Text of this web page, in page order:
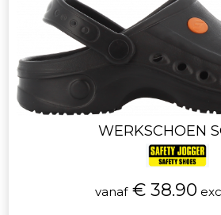
WERKSCHOEN
vanaf€ 38.90